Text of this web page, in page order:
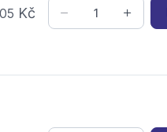
05 Kč